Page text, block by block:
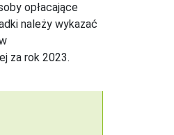
opłacające
należy wykazać
za rok 2023.